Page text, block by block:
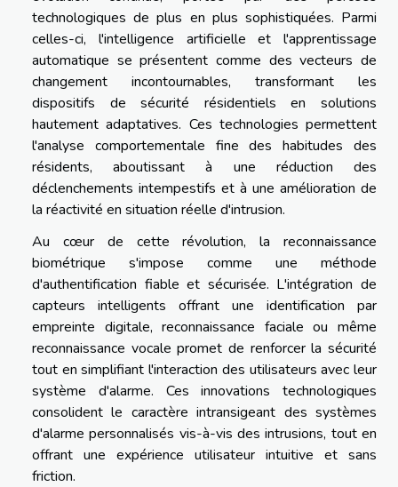
technologiques de plus en plus sophistiquées. Parmi
celles-ci, l'intelligence artificielle et l'apprentissage
automatique se présentent comme des vecteurs de
changement incontournables, transformant les
dispositifs de sécurité résidentiels en solutions
hautement adaptatives. Ces technologies permettent
l'analyse comportementale fine des habitudes des
résidents, aboutissant à une réduction des
déclenchements intempestifs et à une amélioration de
la réactivité en situation réelle d'intrusion.
Au cœur de cette révolution, la reconnaissance
biométrique s'impose comme une méthode
d'authentification fiable et sécurisée. L'intégration de
capteurs intelligents offrant une identification par
empreinte digitale, reconnaissance faciale ou même
reconnaissance vocale promet de renforcer la sécurité
tout en simplifiant l'interaction des utilisateurs avec leur
système d'alarme. Ces innovations technologiques
consolident le caractère intransigeant des systèmes
d'alarme personnalisés vis-à-vis des intrusions, tout en
offrant une expérience utilisateur intuitive et sans
friction.